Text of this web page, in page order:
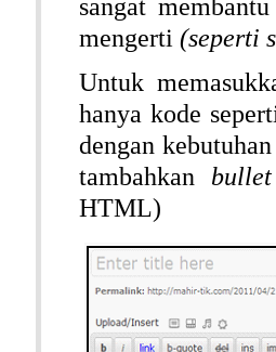
sangat
mengerti (seperti
Untuk
hanya kode
dengan
tambahkan
HTML)